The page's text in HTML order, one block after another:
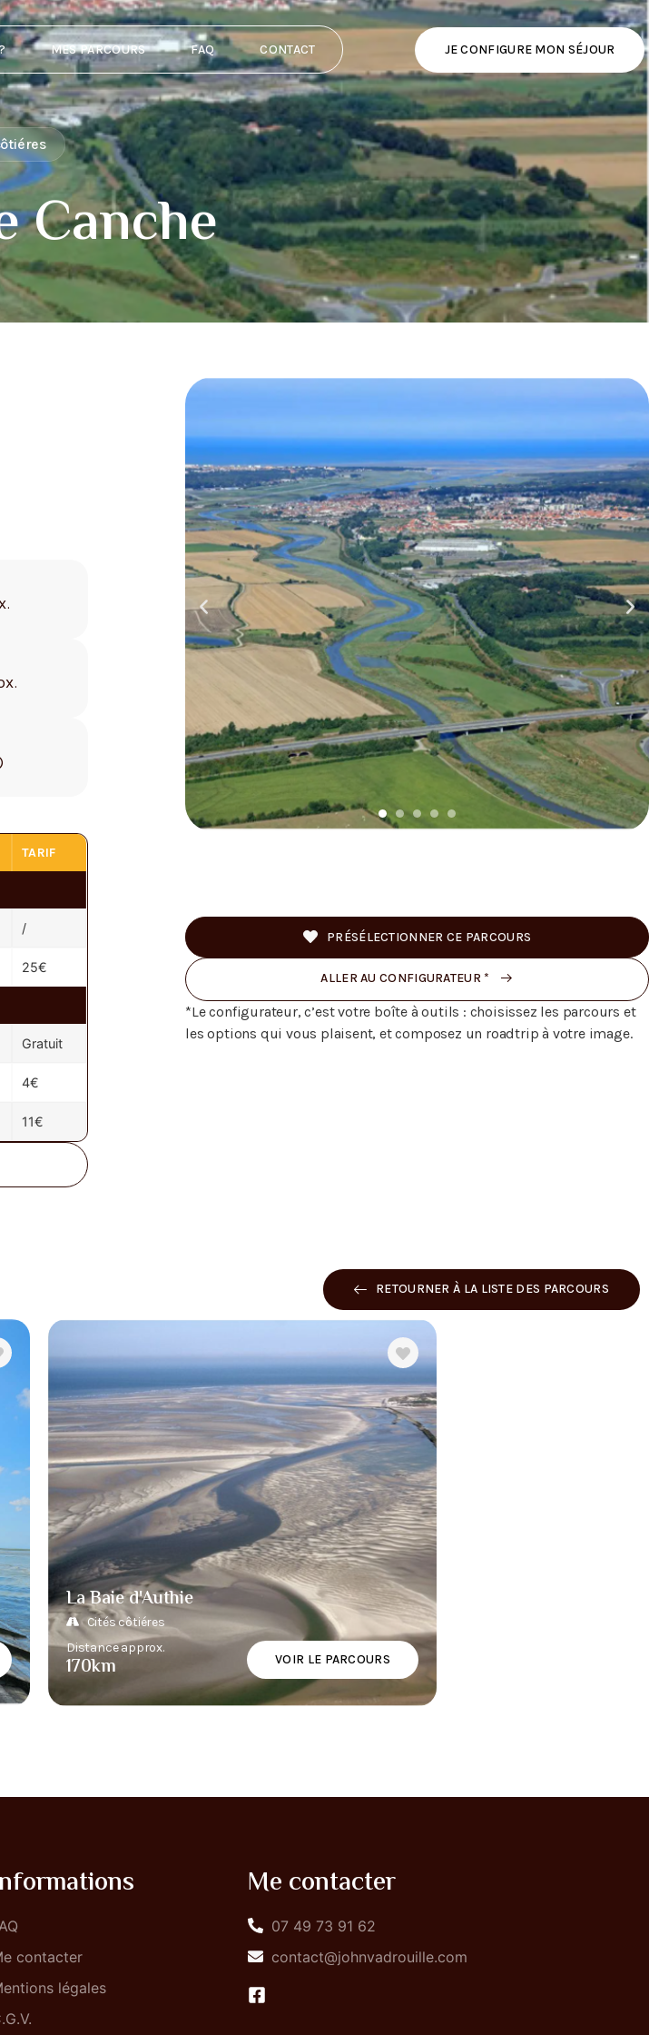
MES PARCOURS FAQ CONTACT JE CONFIGURE MON SÉJOUR
Canche
TARIF
/
25€
Gratuit
4€
11€
PRÉSÉLECTIONNER CE PARCOURS
ALLER AU CONFIGURATEUR *
*Le configurateur, c’est votre boîte à outils : choisissez les parcours et
les options qui vous plaisent, et composez un roadtrip à votre image.
RETOURNER À LA LISTE DES PARCOURS
La Baie d'Authie
Cités côtiéres
Distance approx.
170km VOIR LE PARCOURS
contacter
légales
Me contacter
07 49 73 91 62
contact@johnvadrouille.com